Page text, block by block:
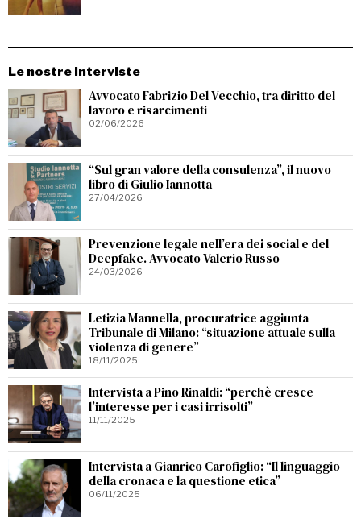
Le nostre Interviste
Avvocato Fabrizio Del Vecchio, tra diritto del
lavoro e risarcimenti
02/06/2026
“Sul gran valore della consulenza”, il nuovo
libro di Giulio Iannotta
27/04/2026
Prevenzione legale nell’era dei social e del
Deepfake. Avvocato Valerio Russo
24/03/2026
Letizia Mannella, procuratrice aggiunta
Tribunale di Milano: “situazione attuale sulla
violenza di genere”
18/11/2025
Intervista a Pino Rinaldi: “perchè cresce
l’interesse per i casi irrisolti”
11/11/2025
Intervista a Gianrico Carofiglio: “Il linguaggio
della cronaca e la questione etica”
06/11/2025